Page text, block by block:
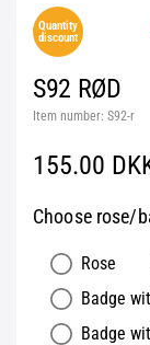
Quantity
discount
S92 RØD
Item number: S92-r
155.00
Choose rose/
Rose
Badge
Badge